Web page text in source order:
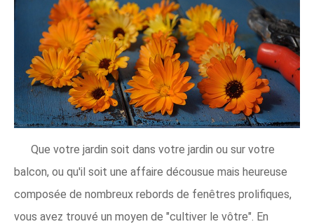
Que votre jardin soit dans votre jardin ou sur votre
balcon, ou qu'il soit une affaire décousue mais heureuse
composée de nombreux rebords de fenêtres prolifiques,
vous avez trouvé un moyen de "cultiver le vôtre". En